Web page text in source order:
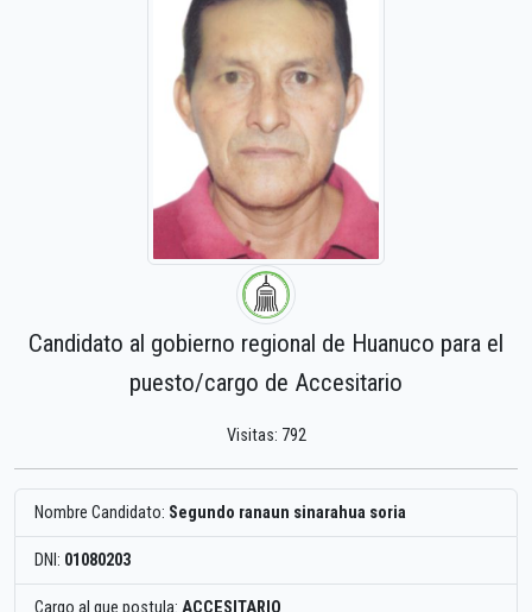
Candidato al gobierno regional de Huanuco para el
puesto/cargo de Accesitario
Visitas: 792
Nombre Candidato: Segundo ranaun sinarahua soria
DNI: 01080203
Cargo al que postula: ACCESITARIO